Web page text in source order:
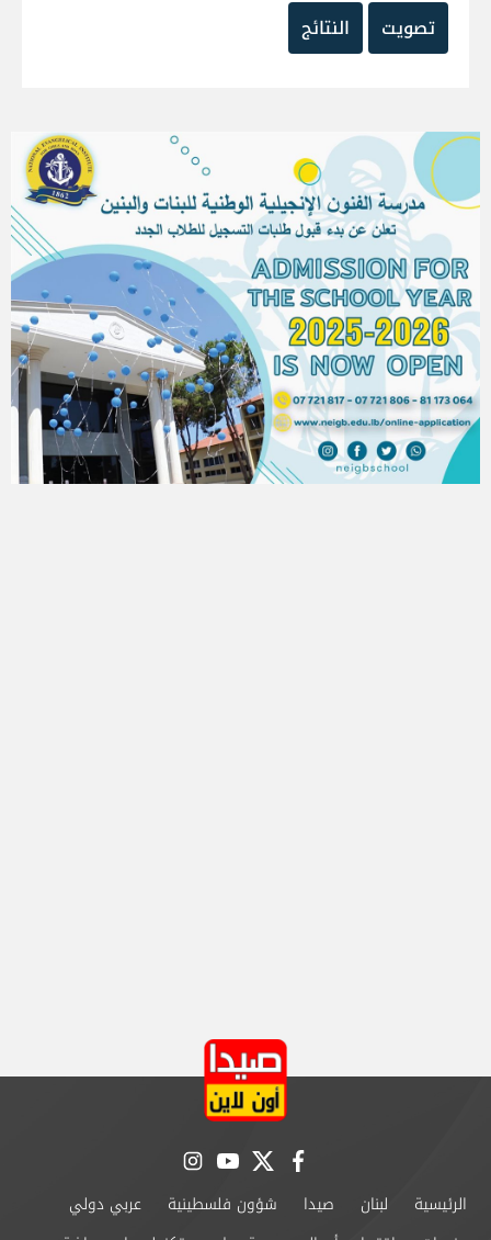
تصويت
النتائج
facebook
twitter
youtube
instagram
الرئيسية لبنان صيدا شؤون فلسطينية
عربي دولي